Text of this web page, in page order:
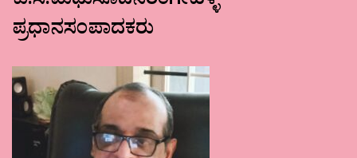
ಪ್ರಧಾನಸಂಪಾದಕರು